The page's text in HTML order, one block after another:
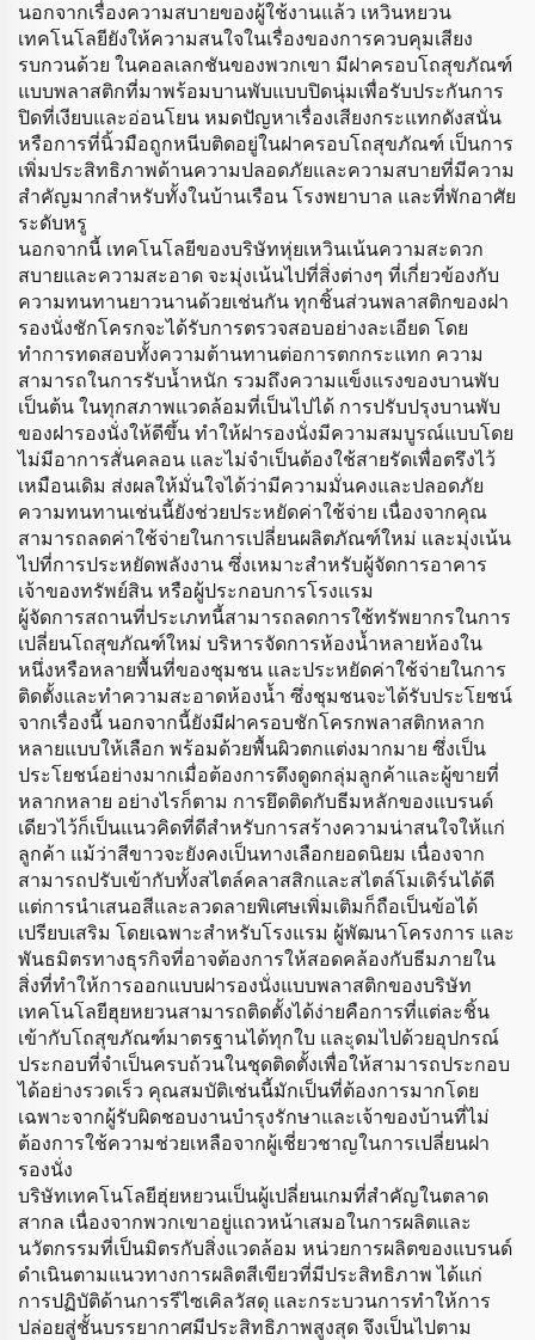
นอกจากเรื่องความสบายของผู้ใช้งานแล้ว เหวินหยวน
เทคโนโลยียังให้ความสนใจในเรื่องของการควบคุมเสียง
รบกวนด้วย ในคอลเลกชันของพวกเขา มีฝาครอบโถสุขภัณฑ์
แบบพลาสติกที่มาพร้อมบานพับแบบปิดนุ่มเพื่อรับประกันการ
ปิดที่เงียบและอ่อนโยน หมดปัญหาเรื่องเสียงกระแทกดังสนั่น
หรือการที่นิ้วมือถูกหนีบติดอยู่ในฝาครอบโถสุขภัณฑ์ เป็นการ
เพิ่มประสิทธิภาพด้านความปลอดภัยและความสบายที่มีความ
สำคัญมากสำหรับทั้งในบ้านเรือน โรงพยาบาล และที่พักอาศัย
ระดับหรู
นอกจากนี้ เทคโนโลยีของบริษัทหุ่ยเหวินเน้นความสะดวก
สบายและความสะอาด จะมุ่งเน้นไปที่สิ่งต่างๆ ที่เกี่ยวข้องกับ
ความทนทานยาวนานด้วยเช่นกัน ทุกชิ้นส่วนพลาสติกของฝา
รองนั่งชักโครกจะได้รับการตรวจสอบอย่างละเอียด โดย
ทำการทดสอบทั้งความต้านทานต่อการตกกระแทก ความ
สามารถในการรับน้ำหนัก รวมถึงความแข็งแรงของบานพับ
เป็นต้น ในทุกสภาพแวดล้อมที่เป็นไปได้ การปรับปรุงบานพับ
ของฝารองนั่งให้ดีขึ้น ทำให้ฝารองนั่งมีความสมบูรณ์แบบโดย
ไม่มีอาการสั่นคลอน และไม่จำเป็นต้องใช้สายรัดเพื่อตรึงไว้
เหมือนเดิม ส่งผลให้มั่นใจได้ว่ามีความมั่นคงและปลอดภัย
ความทนทานเช่นนี้ยังช่วยประหยัดค่าใช้จ่าย เนื่องจากคุณ
สามารถลดค่าใช้จ่ายในการเปลี่ยนผลิตภัณฑ์ใหม่ และมุ่งเน้น
ไปที่การประหยัดพลังงาน ซึ่งเหมาะสำหรับผู้จัดการอาคาร
เจ้าของทรัพย์สิน หรือผู้ประกอบการโรงแรม
ผู้จัดการสถานที่ประเภทนี้สามารถลดการใช้ทรัพยากรในการ
เปลี่ยนโถสุขภัณฑ์ใหม่ บริหารจัดการห้องน้ำหลายห้องใน
หนึ่งหรือหลายพื้นที่ของชุมชน และประหยัดค่าใช้จ่ายในการ
ติดตั้งและทำความสะอาดห้องน้ำ ซึ่งชุมชนจะได้รับประโยชน์
จากเรื่องนี้ นอกจากนี้ยังมีฝาครอบชักโครกพลาสติกหลาก
หลายแบบให้เลือก พร้อมด้วยพื้นผิวตกแต่งมากมาย ซึ่งเป็น
ประโยชน์อย่างมากเมื่อต้องการดึงดูดกลุ่มลูกค้าและผู้ขายที่
หลากหลาย อย่างไรก็ตาม การยึดติดกับธีมหลักของแบรนด์
เดียวไว้ก็เป็นแนวคิดที่ดีสำหรับการสร้างความน่าสนใจให้แก่
ลูกค้า แม้ว่าสีขาวจะยังคงเป็นทางเลือกยอดนิยม เนื่องจาก
สามารถปรับเข้ากับทั้งสไตล์คลาสสิกและสไตล์โมเดิร์นได้ดี
แต่การนำเสนอสีและลวดลายพิเศษเพิ่มเติมก็ถือเป็นข้อได้
เปรียบเสริม โดยเฉพาะสำหรับโรงแรม ผู้พัฒนาโครงการ และ
พันธมิตรทางธุรกิจที่อาจต้องการให้สอดคล้องกับธีมภายใน
สิ่งที่ทำให้การออกแบบฝารองนั่งแบบพลาสติกของบริษัท
เทคโนโลยีฮุยหยวนสามารถติดตั้งได้ง่ายคือการที่แต่ละชิ้น
เข้ากับโถสุขภัณฑ์มาตรฐานได้ทุกใบ และุดมไปด้วยอุปกรณ์
ประกอบที่จำเป็นครบถ้วนในชุดติดตั้งเพื่อให้สามารถประกอบ
ได้อย่างรวดเร็ว คุณสมบัติเช่นนี้มักเป็นที่ต้องการมากโดย
เฉพาะจากผู้รับผิดชอบงานบำรุงรักษาและเจ้าของบ้านที่ไม่
ต้องการใช้ความช่วยเหลือจากผู้เชี่ยวชาญในการเปลี่ยนฝา
รองนั่ง
บริษัทเทคโนโลยีฮุ่ยหยวนเป็นผู้เปลี่ยนเกมที่สำคัญในตลาด
สากล เนื่องจากพวกเขาอยู่แถวหน้าเสมอในการผลิตและ
นวัตกรรมที่เป็นมิตรกับสิ่งแวดล้อม หน่วยการผลิตของแบรนด์
ดำเนินตามแนวทางการผลิตสีเขียวที่มีประสิทธิภาพ ได้แก่
การปฏิบัติด้านการรีไซเคิลวัสดุ และกระบวนการทำให้การ
ปล่อยสู่ชั้นบรรยากาศมีประสิทธิภาพสูงสุด จึงเป็นไปตาม